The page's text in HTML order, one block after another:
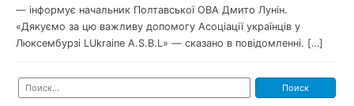
— інформує начальник Полтавської ОВА Дмито Лунін.
«Дякуємо за цю важливу допомогу Асоціації українців у
Люксембурзі LUkraine A.S.B.L» — сказано в повідомленні. […]
Найти: